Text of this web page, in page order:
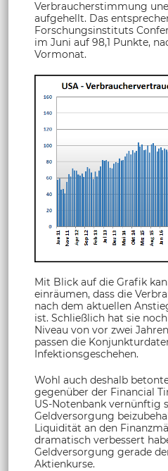
Verbraucherstimmung
aufgehellt. Das
Forschungsinstituts
im Juni auf 98,1 Punkte,
Vormonat.
Mit Blick auf die Grafik
einräumen, dass die
nach dem aktuellen
ist. Schließlich hat sie
Niveau von vor zwei
passen die
Infektionsgeschehen.
Wohl auch deshalb
gegenüber der Financial
US-Notenbank vernünftig
Geldversorgung
Liquidität an den
dramatisch verbessert
Geldversorgung gerade
Aktienkurse.